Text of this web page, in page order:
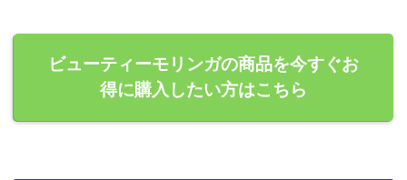
ビューティーモリンガの商品を今すぐお
得に購入したい方はこちら